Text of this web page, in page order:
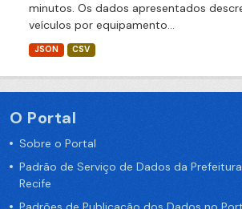
minutos. Os dados apresentados
veículos por equipamento...
JSON CSV
O Portal
Sobre o Portal
Padrão de Serviço de Dados da
Recife